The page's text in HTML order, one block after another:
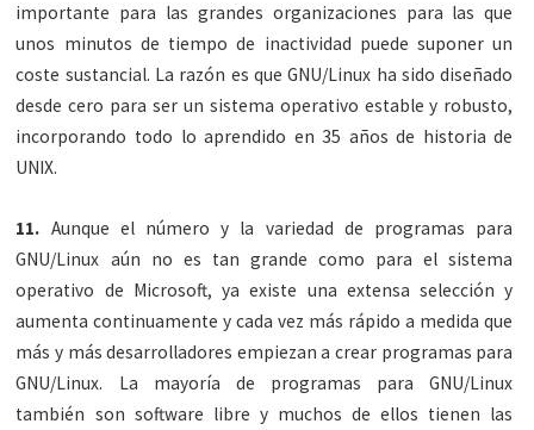
importante para las grandes organizaciones para las que
unos minutos de tiempo de inactividad puede suponer un
coste sustancial. La razón es que GNU/Linux ha sido diseñado
desde cero para ser un sistema operativo estable y robusto,
incorporando todo lo aprendido en 35 años de historia de
UNIX.
11. Aunque el número y la variedad de programas para
GNU/Linux aún no es tan grande como para el sistema
operativo de Microsoft, ya existe una extensa selección y
aumenta continuamente y cada vez más rápido a medida que
más y más desarrolladores empiezan a crear programas para
GNU/Linux. La mayoría de programas para GNU/Linux
también son software libre y muchos de ellos tienen las